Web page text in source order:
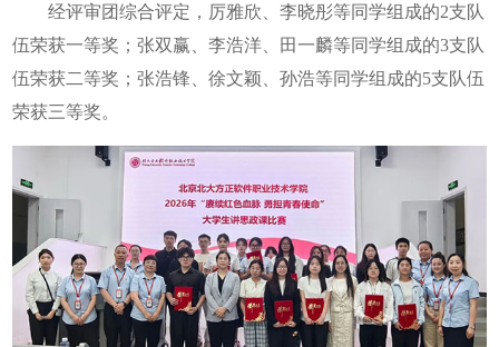
经评审团综合评定，厉雅欣、李晓彤等同学组成的2支队
伍荣获一等奖；张双赢、李浩洋、田一麟等同学组成的3支队
伍荣获二等奖；张浩锋、徐文颖、孙浩等同学组成的5支队伍
荣获三等奖。